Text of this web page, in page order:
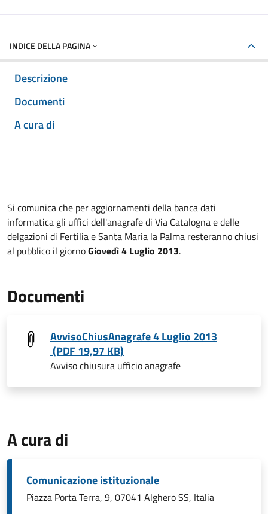
INDICE DELLA PAGINA
Descrizione
Documenti
A cura di
Si comunica che per aggiornamenti della banca dati
informatica gli uffici dell'anagrafe di Via Catalogna e delle
delgazioni di Fertilia e Santa Maria la Palma resteranno chiusi
al pubblico il giornoGiovedì 4 Luglio 2013.
Documenti
AvvisoChiusAnagrafe 4 Luglio 2013
(PDF 19,97 KB)
Avviso chiusura ufficio anagrafe
A cura di
Comunicazione istituzionale
Piazza Porta Terra, 9, 07041 Alghero SS, Italia